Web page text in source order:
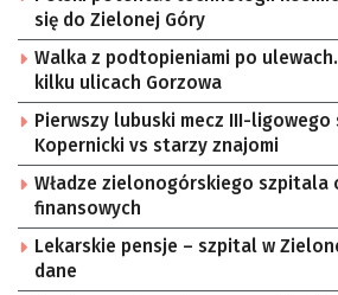
się do Zielonej Góry
Walka z podtopieniami po
kilku ulicach Gorzowa
Pierwszy lubuski mecz III-
Kopernicki vs starzy znajomi
Władze zielonogórskiego szpitala
finansowych
Lekarskie pensje – szpital w
dane